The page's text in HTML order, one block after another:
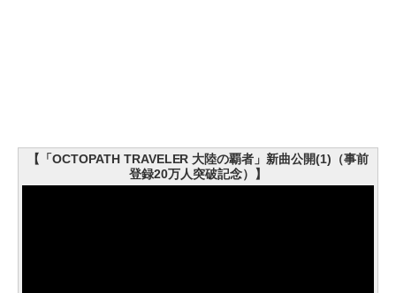
【「OCTOPATH TRAVELER 大陸の覇者」新曲公開(1)（事前
登録20万人突破記念）】